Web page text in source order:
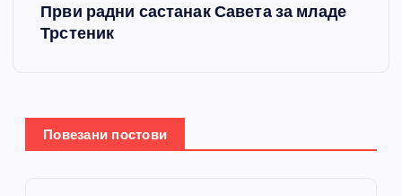
њ
е
Први радни састанак Савета за младе
Трстеник
Повезани постови